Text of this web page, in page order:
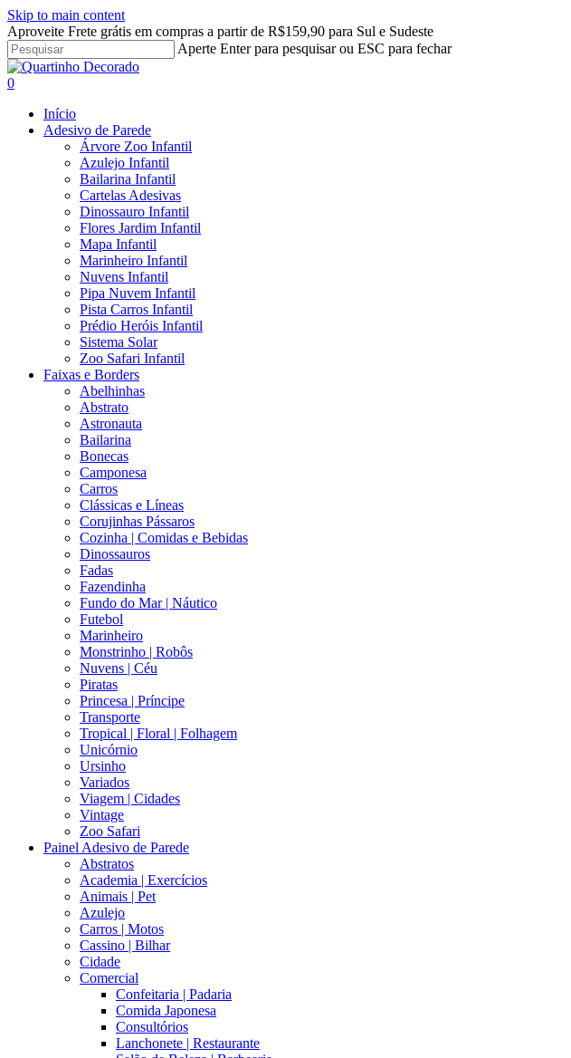
Skip to main content
Aproveite Frete grátis em compras a partir de R$159,90 para Sul e Sudeste
Aperte Enter para pesquisar ou ESC para fechar
Close
Search
search
account
0
Início
Adesivo de Parede
Árvore Zoo Infantil
Azulejo Infantil
Bailarina Infantil
Cartelas Adesivas
Dinossauro Infantil
Flores Jardim Infantil
Mapa Infantil
Marinheiro Infantil
Nuvens Infantil
Pipa Nuvem Infantil
Pista Carros Infantil
Prédio Heróis Infantil
Sistema Solar
Zoo Safari Infantil
Faixas e Borders
Abelhinhas
Abstrato
Astronauta
Bailarina
Bonecas
Camponesa
Carros
Clássicas e Líneas
Corujinhas Pássaros
Cozinha | Comidas e Bebidas
Dinossauros
Fadas
Fazendinha
Fundo do Mar | Náutico
Futebol
Marinheiro
Monstrinho | Robôs
Nuvens | Céu
Piratas
Princesa | Príncipe
Transporte
Tropical | Floral | Folhagem
Unicórnio
Ursinho
Variados
Viagem | Cidades
Vintage
Zoo Safari
Painel Adesivo de Parede
Abstratos
Academia | Exercícios
Animais | Pet
Azulejo
Carros | Motos
Cassino | Bilhar
Cidade
Comercial
Confeitaria | Padaria
Comida Japonesa
Consultórios
Lanchonete | Restaurante